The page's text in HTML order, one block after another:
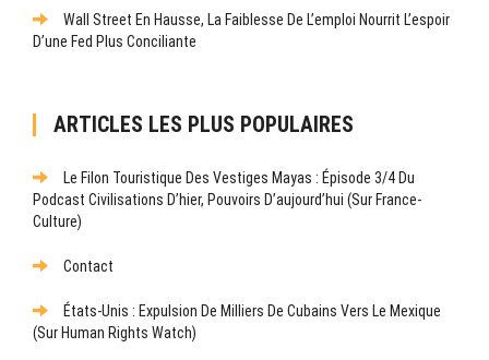
Wall Street En Hausse, La Faiblesse De L’emploi Nourrit L’espoir
D’une Fed Plus Conciliante
ARTICLES LES PLUS POPULAIRES
Le Filon Touristique Des Vestiges Mayas : Épisode 3/4 Du
Podcast Civilisations D’hier, Pouvoirs D’aujourd’hui (sur France-
Culture)
Contact
États-Unis : Expulsion De Milliers De Cubains Vers Le Mexique
(sur Human Rights Watch)